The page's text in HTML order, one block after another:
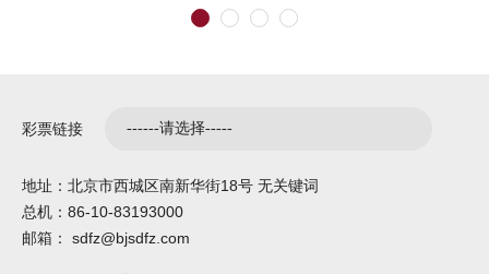
彩票链接
地址：北京市西城区南新华街18号 无关键词
总机：86-10-83193000
邮箱： sdfz@bjsdfz.com